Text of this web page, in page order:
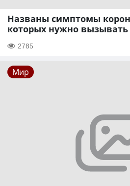
Названы симптомы
которых нужно вызывать
2785
Мир